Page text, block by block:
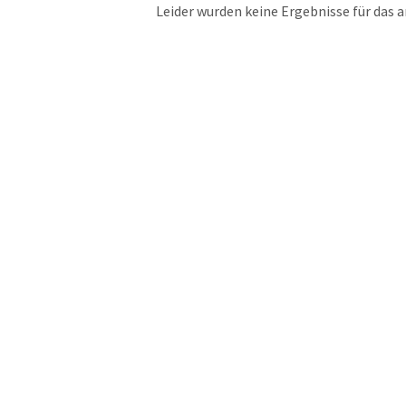
Leider wurden keine Ergebnisse für das